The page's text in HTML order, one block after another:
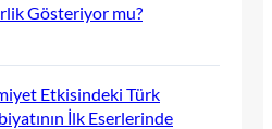
Gösteriyor mu?
Etkisindeki Türk
İlk Eserlerinde